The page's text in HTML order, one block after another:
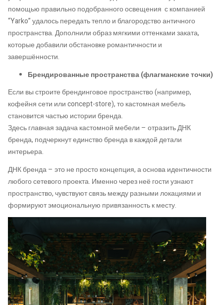
помощью правильно подобранного освещения с компанией
“Yarko” удалось передать тепло и благородство античного
пространства. Дополнили образ мягкими оттенками заката,
которые добавили обстановке романтичности и
завершённости.
Брендированные пространства (флагманские точки)
Если вы строите брендинговое пространство (например,
кофейня сети или concept-store), то кастомная мебель
становится частью истории бренда.
Здесь главная задача кастомной мебели – отразить ДНК
бренда, подчеркнут единство бренда в каждой детали
интерьера.
ДНК бренда – это не просто концепция, а основа идентичности
любого сетевого проекта. Именно через неё гости узнают
пространство, чувствуют связь между разными локациями и
формируют эмоциональную привязанность к месту.